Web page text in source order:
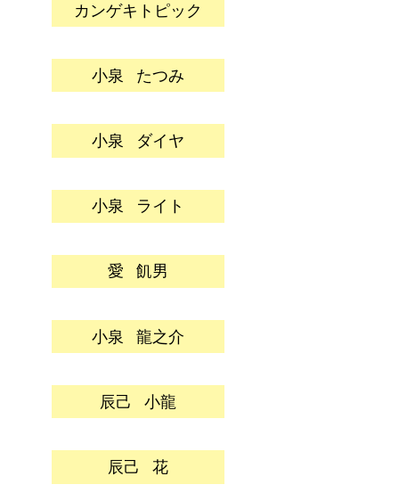
カンゲキトピック
小泉 たつみ
小泉 ダイヤ
小泉 ライト
愛 飢男
小泉 龍之介
辰己 小龍
辰己 花